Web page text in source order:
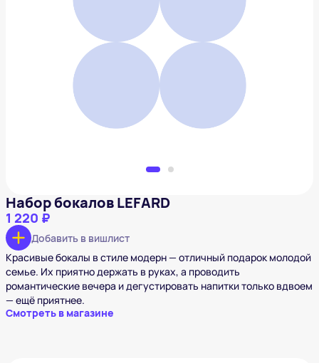
Набор бокалов LEFARD
1 220 ₽
Добавить в вишлист
Набор бокалов LEFARD
1 220 ₽
Добавить в вишлист
Красивые бокалы в стиле модерн — отличный подарок молодой
семье. Их приятно держать в руках, а проводить
романтические вечера и дегустировать напитки только вдвоем
— ещё приятнее.
Смотреть в магазине